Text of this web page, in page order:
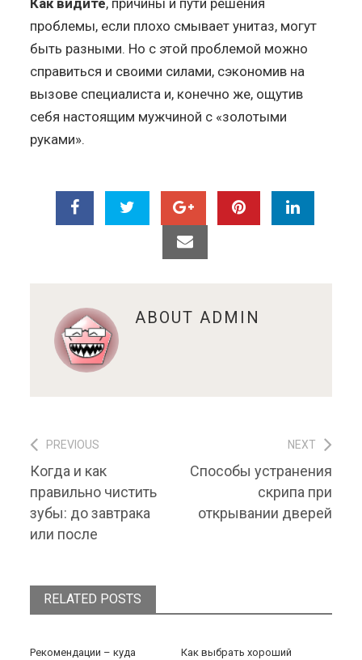
проблемы, если плохо смывает унитаз, могут
быть разными. Но с этой проблемой можно
справиться и своими силами, сэкономив на
вызове специалиста и, конечно же, ощутив
себя настоящим мужчиной с «золотыми
руками».
ABOUT ADMIN
Навигация по записям
PREVIOUS
Previous post:
Когда и как
правильно чистить
зубы: до завтрака
или после
NEXT
Next post:
Способы устранения
скрипа при
открывании дверей
RELATED POSTS
Рекомендации – куда
Как выбрать хороший